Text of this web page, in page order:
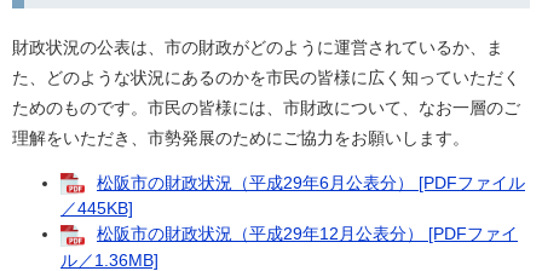
財政状況の公表は、市の財政がどのように運営されているか、ま
た、どのような状況にあるのかを市民の皆様に広く知っていただく
ためのものです。市民の皆様には、市財政について、なお一層のご
理解をいただき、市勢発展のためにご協力をお願いします。
松阪市の財政状況（平成29年6月公表分） [PDFファイル
／445KB]
松阪市の財政状況（平成29年12月公表分） [PDFファイ
ル／1.36MB]